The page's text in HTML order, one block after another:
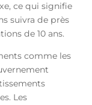
ce qui signifie
suivra de près
de 10 ans.
comme les
Les